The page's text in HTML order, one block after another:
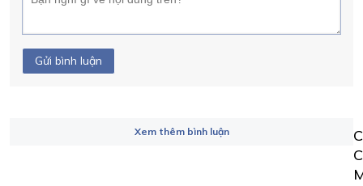
Gửi bình luận
Xem thêm bình luận